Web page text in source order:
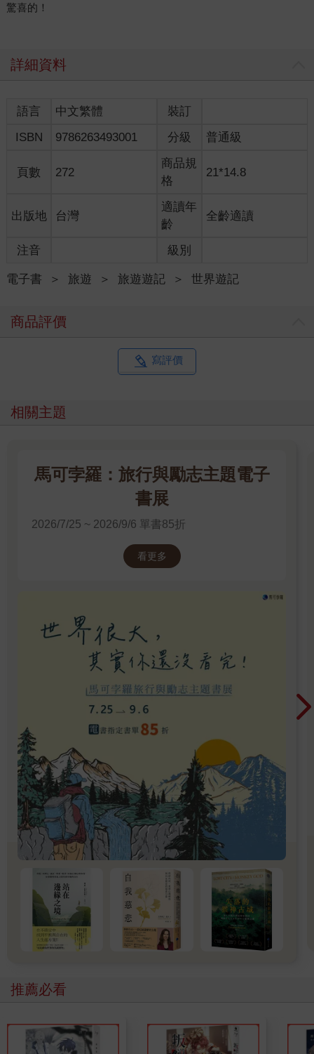
驚喜的！
詳細資料
語言 中文繁體
裝訂
ISBN
9786263493001 分級 普通級
頁數 272
商品規
格
21*14.8
出版地 台灣
適讀年
齡
全齡適讀
注音 級別
電子書 ＞ 旅遊 ＞ 旅遊遊記 ＞ 世界遊記
商品評價
寫評價
相關主題
馬可孛羅：旅行與勵志主題電子
書展
2026/7/25 ~ 2026/9/6 單書85折
看更多
推薦必看